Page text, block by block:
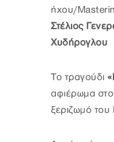
ήχου/
Στέλιος
Χυδήρογλου
Το τραγούδι
αφιέρωμα
ξεριζωμό του